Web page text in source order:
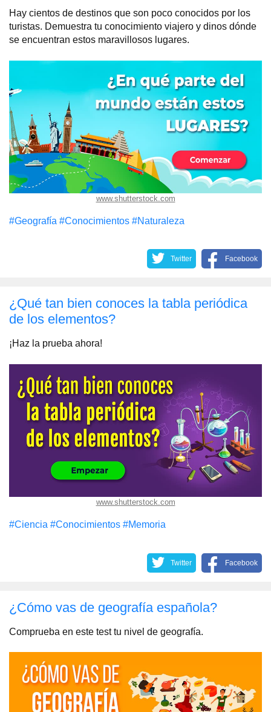
Hay cientos de destinos que son poco conocidos por los
turistas. Demuestra tu conocimiento viajero y dinos dónde
se encuentran estos maravillosos lugares.
www.shutterstock.com
#Geografía #Conocimientos #Naturaleza
Twitter Facebook
¿Qué tan bien conoces la tabla periódica
de los elementos?
¡Haz la prueba ahora!
www.shutterstock.com
#Сiencia #Conocimientos #Memoria
Twitter Facebook
¿Cómo vas de geografía española?
Comprueba en este test tu nivel de geografía.